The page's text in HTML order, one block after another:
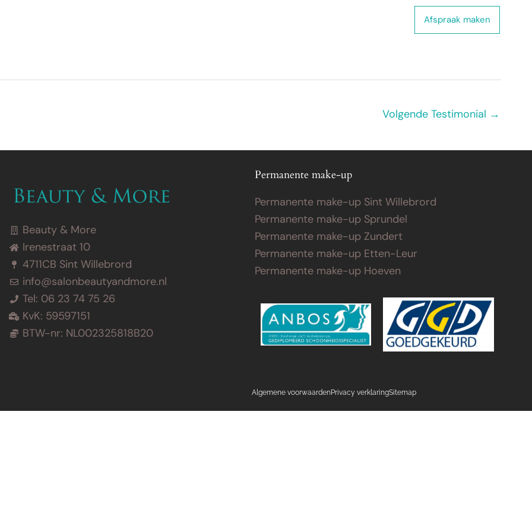
Afspraak maken
Volgende Testimonial →
Beauty & More
Irenestraat 10
4711CB Sint Willebrord
info@salonbeautyandmore.nl
Tel: 06 23 74 75 26
KvK: 59597151
BTW-nr: NL002325818B20
Permanente make-up
Permanente make-up Sint Willebrord
Permanente make-up Sprundel
Permanente make-up Zundert
Permanente make-up Etten-Leur
Permanente make-up Hoeven
Algemene voorwaardenPrivacy verklaringSitemap